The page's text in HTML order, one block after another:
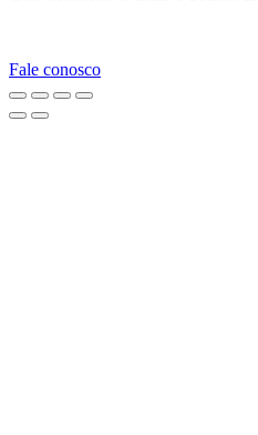
Fale conosco